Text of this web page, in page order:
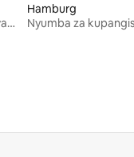
Nyumba za kupangisha wakati wa likizo
Hamburg